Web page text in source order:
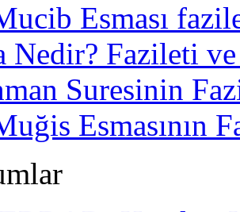
Esması
Nedir? Fazileti
Suresinin
Esmasının